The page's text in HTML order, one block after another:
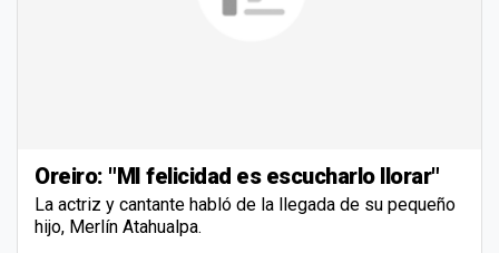
Oreiro: "MI felicidad es escucharlo llorar"
La actriz y cantante habló de la llegada de su pequeño
hijo, Merlín Atahualpa.